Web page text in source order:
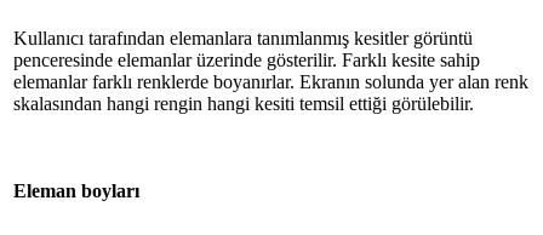
Kullanıcı tarafından elemanlara tanımlanmış kesitler görüntü
penceresinde elemanlar üzerinde gösterilir. Farklı kesite sahip
elemanlar farklı renklerde boyanırlar. Ekranın solunda yer alan renk
skalasından hangi rengin hangi kesiti temsil ettiği görülebilir.
Eleman boyları